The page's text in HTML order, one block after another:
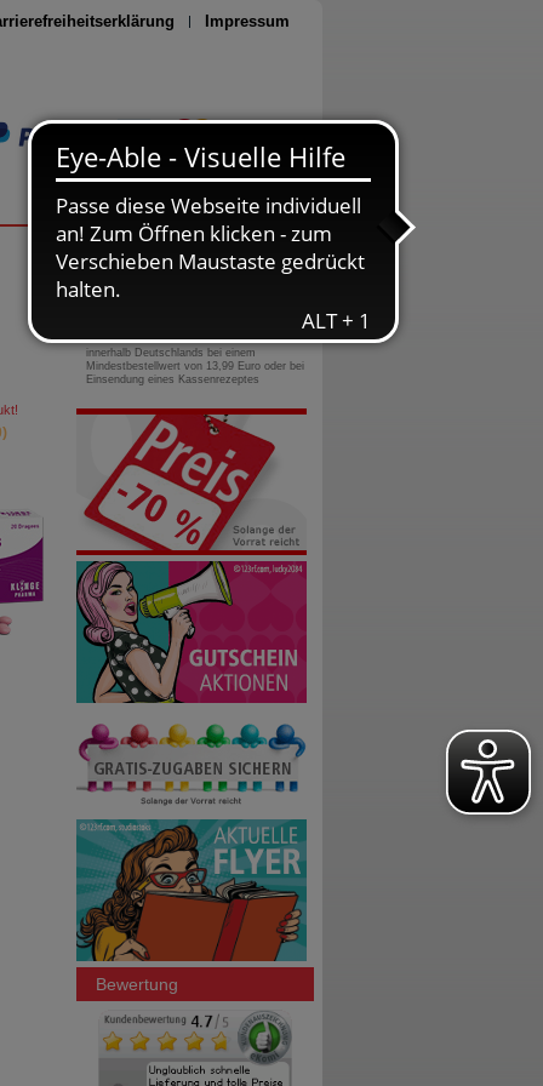
Impressum
Seite drucken
0800-10 11 422
gebührenfreie Rufnummer
innerhalb Deutschlands bei einem
Mindestbestellwert von 13,99 Euro oder bei
Einsendung eines Kassenrezeptes
Bewertung